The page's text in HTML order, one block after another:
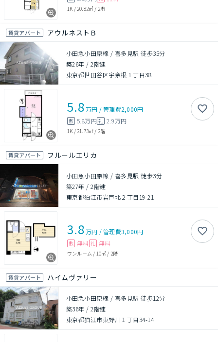
1K / 20.82㎡ / 2階
賃貸アパート アウルネストＢ
小田急小田原線 / 喜多見駅 徒歩35分
築26年 /2階建
東京都世田谷区宇奈根１丁目38
5.8万円 /管理費2,000円
敷 5.8万円礼 2.9万円
1K / 21.73㎡ / 2階
賃貸アパート フルールエリカ
小田急小田原線 / 喜多見駅 徒歩3分
築27年 /2階建
東京都狛江市岩戸北２丁目19-21
3.8万円 /管理費3,000円
敷 無料 礼 無料
ワンルーム / 10㎡ / 2階
賃貸アパート ハイムヴァリー
小田急小田原線 / 喜多見駅 徒歩12分
築36年 /2階建
東京都狛江市東野川１丁目34-14